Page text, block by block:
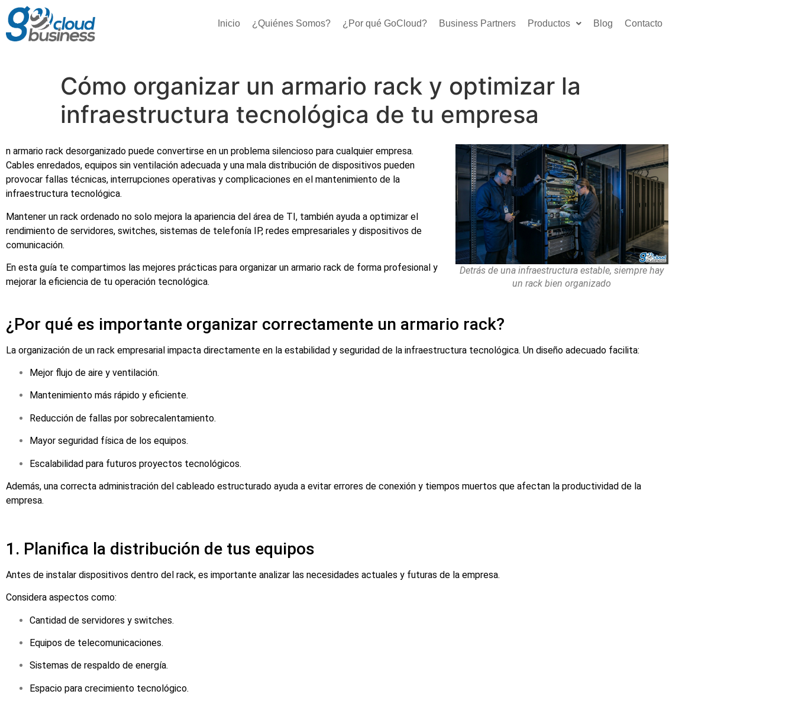
Inicio ¿Quiénes Somos? ¿Por qué GoCloud? Business Partners Productos Blog Contacto
Cómo organizar un armario rack y optimizar la
infraestructura tecnológica de tu empresa
n armario rack desorganizado puede convertirse en un problema silencioso para cualquier empresa.
Cables enredados, equipos sin ventilación adecuada y una mala distribución de dispositivos pueden
provocar fallas técnicas, interrupciones operativas y complicaciones en el mantenimiento de la
infraestructura tecnológica.
Mantener un rack ordenado no solo mejora la apariencia del área de TI, también ayuda a optimizar el
rendimiento de servidores, switches, sistemas de telefonía IP, redes empresariales y dispositivos de
comunicación.
En esta guía te compartimos las mejores prácticas para organizar un armario rack de forma profesional y
mejorar la eficiencia de tu operación tecnológica.
Detrás de una infraestructura estable, siempre hay
un rack bien organizado
¿Por qué es importante organizar correctamente un armario rack?
La organización de un rack empresarial impacta directamente en la estabilidad y seguridad de la infraestructura tecnológica. Un diseño adecuado facilita:
Mejor flujo de aire y ventilación.
Mantenimiento más rápido y eficiente.
Reducción de fallas por sobrecalentamiento.
Mayor seguridad física de los equipos.
Escalabilidad para futuros proyectos tecnológicos.
Además, una correcta administración del cableado estructurado ayuda a evitar errores de conexión y tiempos muertos que afectan la productividad de la
empresa.
1. Planifica la distribución de tus equipos
Antes de instalar dispositivos dentro del rack, es importante analizar las necesidades actuales y futuras de la empresa.
Considera aspectos como:
Cantidad de servidores y switches.
Equipos de telecomunicaciones.
Sistemas de respaldo de energía.
Espacio para crecimiento tecnológico.